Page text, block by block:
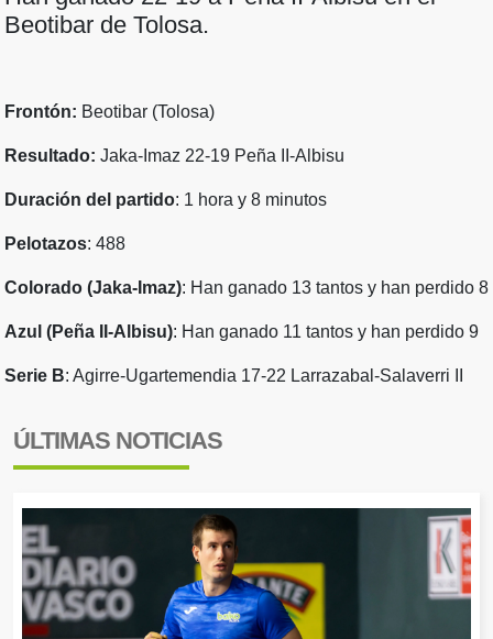
Beotibar de Tolosa.
Frontón: Beotibar (Tolosa)
Resultado: Jaka-Imaz 22-19 Peña II-Albisu
Duración del partido: 1 hora y 8 minutos
Pelotazos: 488
Colorado (Jaka-Imaz): Han ganado 13 tantos y han perdido 8
Azul (Peña II-Albisu): Han ganado 11 tantos y han perdido 9
Serie B: Agirre-Ugartemendia 17-22 Larrazabal-Salaverri II
ÚLTIMAS NOTICIAS